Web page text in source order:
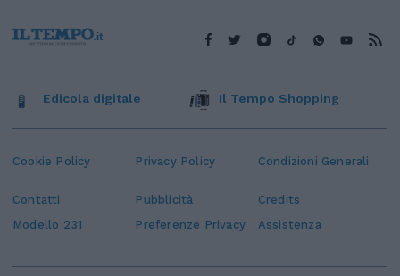
Cookie Policy Privacy Policy Condizioni Generali
Contatti Pubblicità
Credits
Modello 231
Preferenze Privacy Assistenza
Edicola digitale Il Tempo Shopping